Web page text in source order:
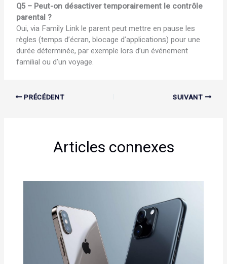
Q5 – Peut-on désactiver temporairement le contrôle
parental ?
Oui, via Family Link le parent peut mettre en pause les
règles (temps d’écran, blocage d’applications) pour une
durée déterminée, par exemple lors d’un événement
familial ou d’un voyage.
PRÉCÉDENT SUIVANT
Articles connexes